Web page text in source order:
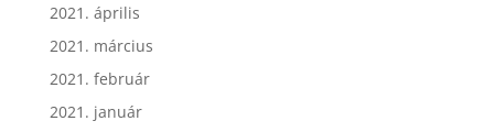
2021. április
2021. március
2021. február
2021. január